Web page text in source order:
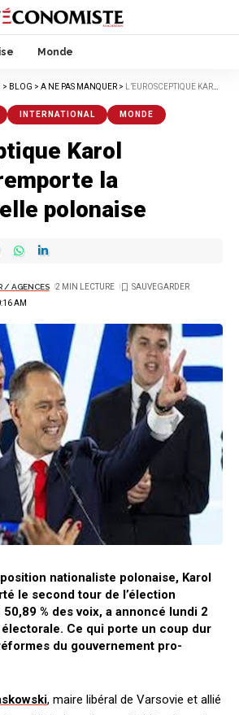
Monde
> BLOG > A NE PAS MANQUER > L’EUROSCEPTIQUE KAROL NAWROCKI REMPORTE LA PRÉSIDENTIELLE POLONAISE
INTERNATIONAL MONDE
Karol
la
polonaise
AM
/ AGENCES 2 MIN LECTURE
nationaliste polonaise, Karol
le second tour de l’élection
% des voix, a annoncé lundi 2
Ce qui porte un coup dur
du gouvernement pro-
, maire libéral de Varsovie et allié